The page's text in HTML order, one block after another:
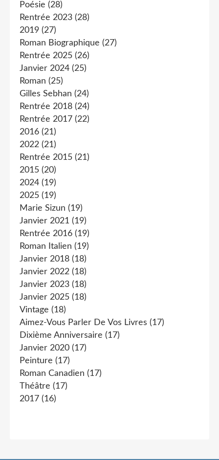
Poésie (28)
Rentrée 2023 (28)
2019 (27)
Roman Biographique (27)
Rentrée 2025 (26)
Janvier 2024 (25)
Roman (25)
Gilles Sebhan (24)
Rentrée 2018 (24)
Rentrée 2017 (22)
2016 (21)
2022 (21)
Rentrée 2015 (21)
2015 (20)
2024 (19)
2025 (19)
Marie Sizun (19)
Janvier 2021 (19)
Rentrée 2016 (19)
Roman Italien (19)
Janvier 2018 (18)
Janvier 2022 (18)
Janvier 2023 (18)
Janvier 2025 (18)
Vintage (18)
Aimez-Vous Parler De Vos Livres (17)
Dixième Anniversaire (17)
Janvier 2020 (17)
Peinture (17)
Roman Canadien (17)
Théâtre (17)
2017 (16)